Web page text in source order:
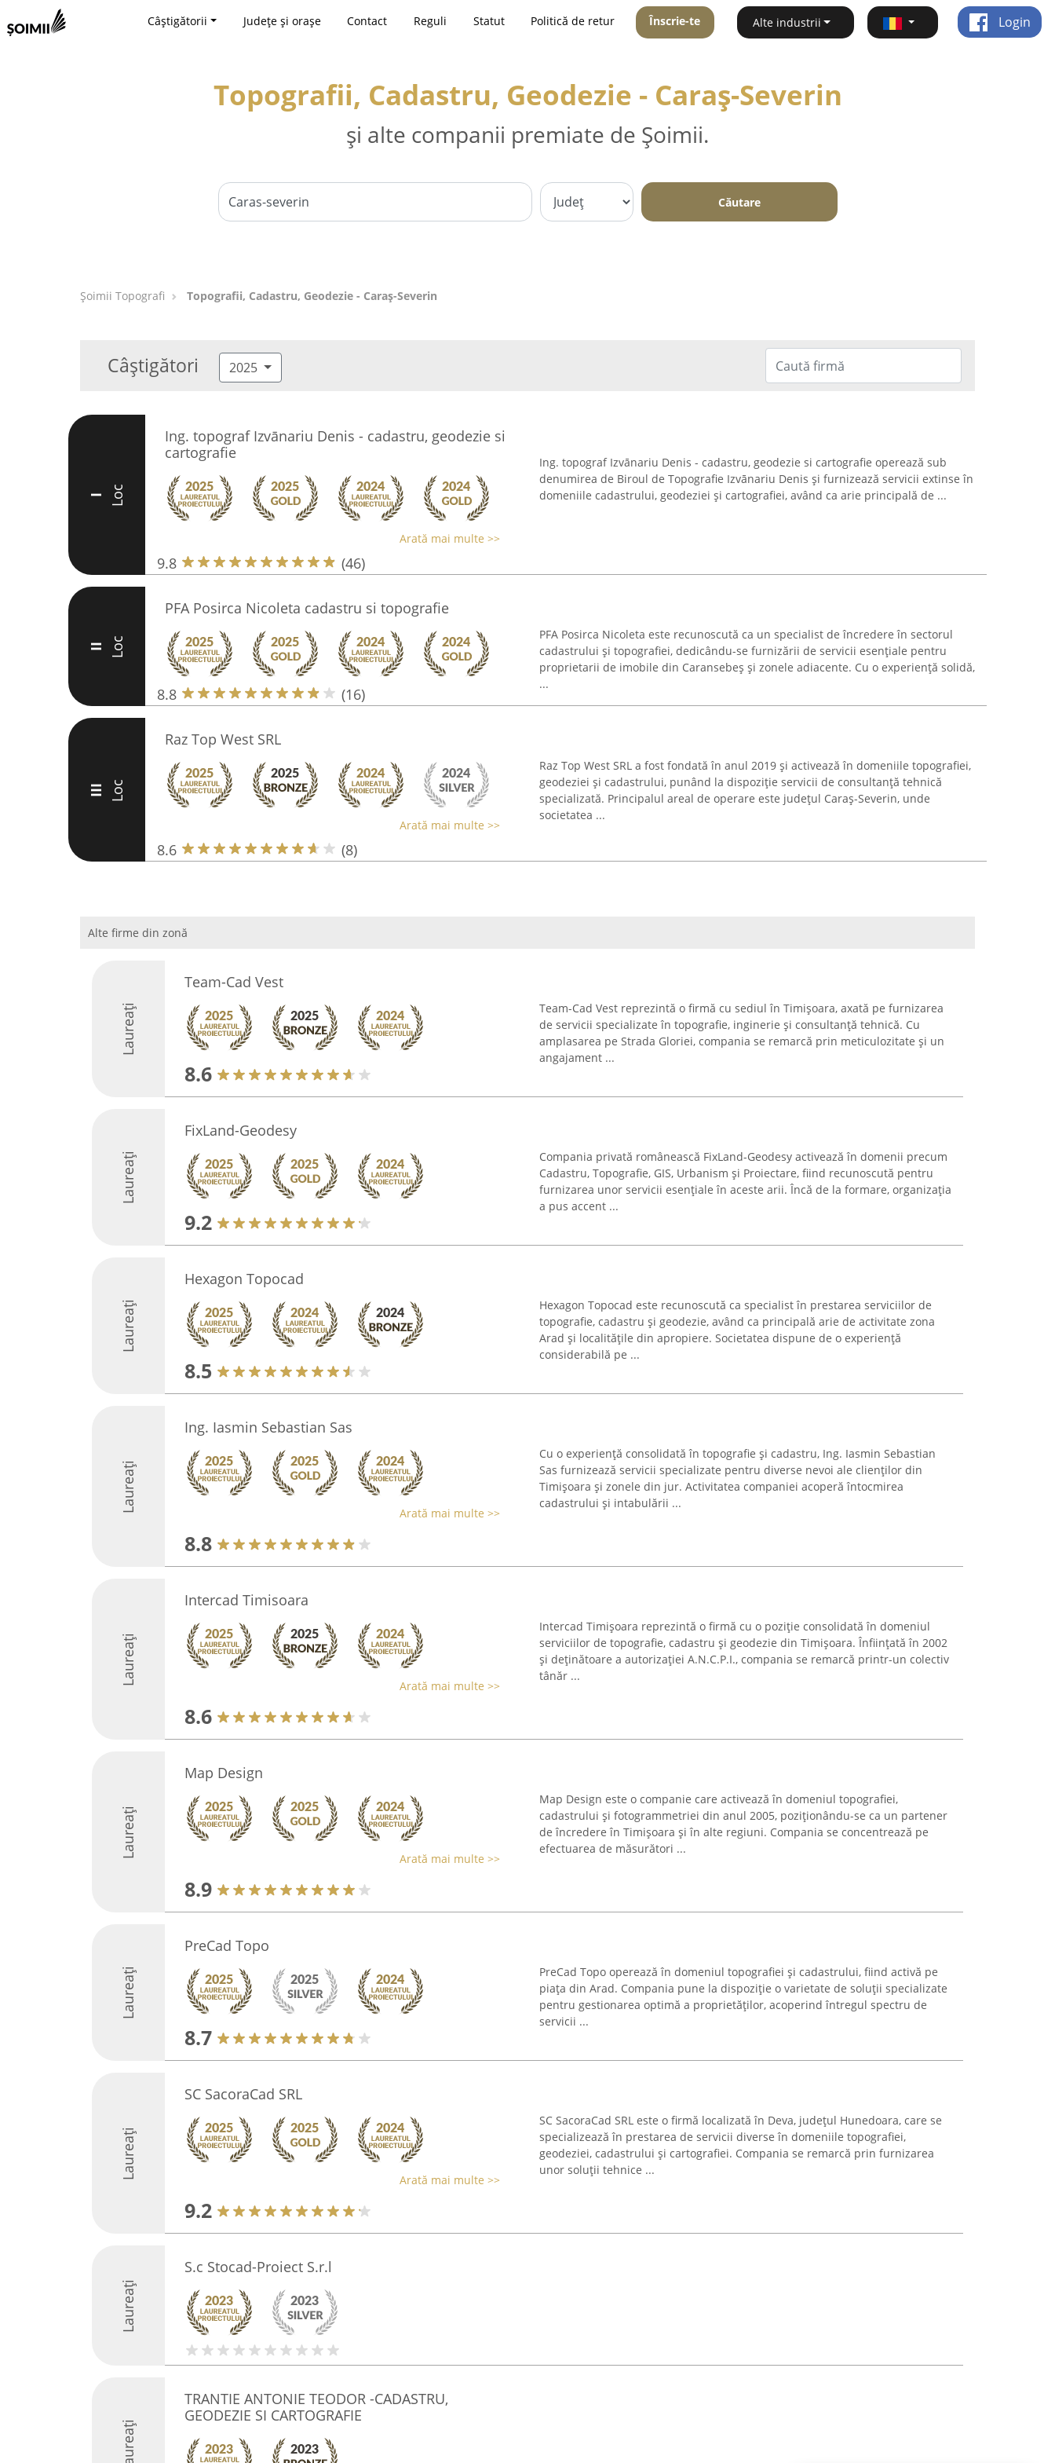
Câștigătorii Județe și orașe Contact Reguli Statut Politică de retur Înscrie-te Alte industrii Login
Topografii, Cadastru, Geodezie - Caraş-Severin
și alte companii premiate de Șoimii.
Căutare
Șoimii Topografi Topografii, Cadastru, Geodezie - Caraş-Severin
Câștigători 2025
I Loc
Ing. topograf Izvānariu Denis - cadastru, geodezie si
cartografie
Arată mai multe >>
9.8 (46)
Ing. topograf Izvānariu Denis - cadastru, geodezie si cartografie operează sub
denumirea de Biroul de Topografie Izvānariu Denis și furnizează servicii extinse în
domeniile cadastrului, geodeziei și cartografiei, având ca arie principală de ...
II Loc
PFA Posirca Nicoleta cadastru si topografie
8.8 (16)
PFA Posirca Nicoleta este recunoscută ca un specialist de încredere în sectorul
cadastrului și topografiei, dedicându-se furnizării de servicii esențiale pentru
proprietarii de imobile din Caransebeș și zonele adiacente. Cu o experiență solidă,
...
III Loc
Raz Top West SRL
Arată mai multe >>
8.6 (8)
Raz Top West SRL a fost fondată în anul 2019 și activează în domeniile topografiei,
geodeziei și cadastrului, punând la dispoziție servicii de consultanță tehnică
specializată. Principalul areal de operare este județul Caraș-Severin, unde
societatea ...
Alte firme din zonă
Laureați
Team-Cad Vest
8.6
Team-Cad Vest reprezintă o firmă cu sediul în Timișoara, axată pe furnizarea
de servicii specializate în topografie, inginerie și consultanță tehnică. Cu
amplasarea pe Strada Gloriei, compania se remarcă prin meticulozitate și un
angajament ...
Laureați
FixLand-Geodesy
9.2
Compania privată românească FixLand-Geodesy activează în domenii precum
Cadastru, Topografie, GIS, Urbanism și Proiectare, fiind recunoscută pentru
furnizarea unor servicii esențiale în aceste arii. Încă de la formare, organizația
a pus accent ...
Laureați
Hexagon Topocad
8.5
Hexagon Topocad este recunoscută ca specialist în prestarea serviciilor de
topografie, cadastru și geodezie, având ca principală arie de activitate zona
Arad și localitățile din apropiere. Societatea dispune de o experiență
considerabilă pe ...
Laureați
Ing. Iasmin Sebastian Sas
Arată mai multe >>
8.8
Cu o experiență consolidată în topografie și cadastru, Ing. Iasmin Sebastian
Sas furnizează servicii specializate pentru diverse nevoi ale clienților din
Timișoara și zonele din jur. Activitatea companiei acoperă întocmirea
cadastrului și intabulării ...
Laureați
Intercad Timisoara
Arată mai multe >>
8.6
Intercad Timișoara reprezintă o firmă cu o poziție consolidată în domeniul
serviciilor de topografie, cadastru și geodezie din Timișoara. Înființată în 2002
și deținătoare a autorizației A.N.C.P.I., compania se remarcă printr-un colectiv
tânăr ...
Laureați
Map Design
Arată mai multe >>
8.9
Map Design este o companie care activează în domeniul topografiei,
cadastrului și fotogrammetriei din anul 2005, poziționându-se ca un partener
de încredere în Timișoara și în alte regiuni. Compania se concentrează pe
efectuarea de măsurători ...
Laureați
PreCad Topo
8.7
PreCad Topo operează în domeniul topografiei și cadastrului, fiind activă pe
piața din Arad. Compania pune la dispoziție o varietate de soluții specializate
pentru gestionarea optimă a proprietăților, acoperind întregul spectru de
servicii ...
Laureați
SC SacoraCad SRL
Arată mai multe >>
9.2
SC SacoraCad SRL este o firmă localizată în Deva, județul Hunedoara, care se
specializează în prestarea de servicii diverse în domeniile topografiei,
geodeziei, cadastrului și cartografiei. Compania se remarcă prin furnizarea
unor soluții tehnice ...
Laureați
S.c Stocad-Proiect S.r.l
Laureați
TRANTIE ANTONIE TEODOR -CADASTRU,
GEODEZIE SI CARTOGRAFIE